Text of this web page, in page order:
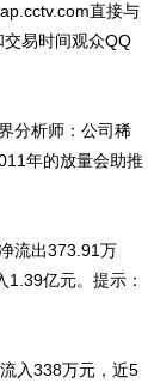
直接与
易时间观众QQ
分析师：公司稀
年的放量会助推
流出373.91万
亿元。提示：
入338万元，近5